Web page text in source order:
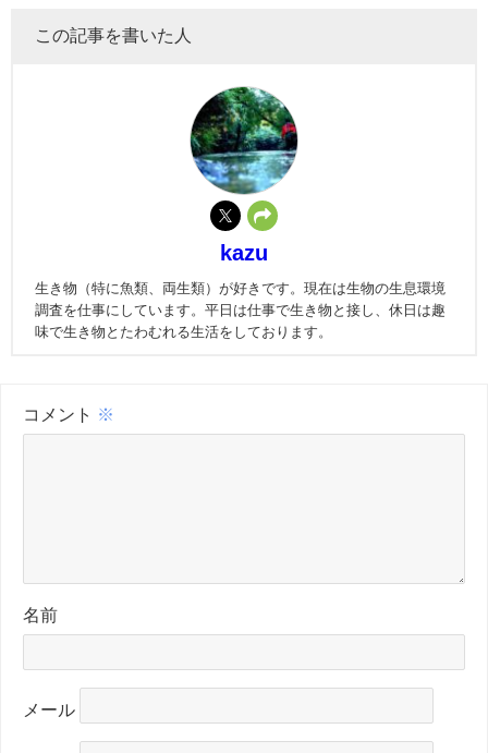
この記事を書いた人
kazu
生き物（特に魚類、両生類）が好きです。現在は生物の生息環境
調査を仕事にしています。平日は仕事で生き物と接し、休日は趣
味で生き物とたわむれる生活をしております。
コメント ※
名前
メール